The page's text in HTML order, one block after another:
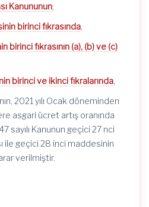
Kanununun;
birinci fıkrasında,
birinci fıkrasının (a), (b) ve (c)
birinci ve ikinci fıkralarında,
2021 yılı Ocak döneminden
asgari ücret artış oranında
sayılı Kanunun geçici 27 nci
ile geçici 28 inci maddesinin
verilmiştir.